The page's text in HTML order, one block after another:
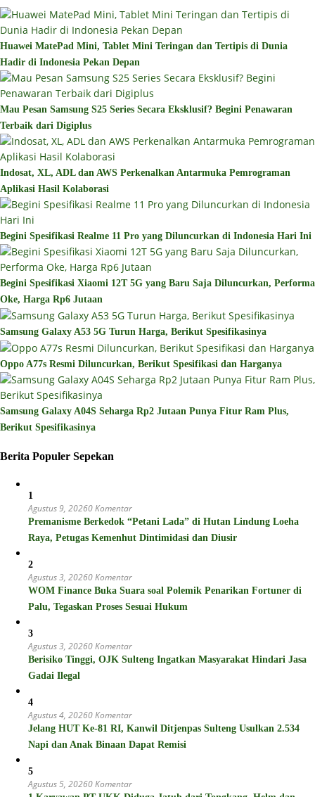
Huawei MatePad Mini, Tablet Mini Teringan dan Tertipis di Dunia
Hadir di Indonesia Pekan Depan
Mau Pesan Samsung S25 Series Secara Eksklusif? Begini Penawaran
Terbaik dari Digiplus
Indosat, XL, ADL dan AWS Perkenalkan Antarmuka Pemrograman
Aplikasi Hasil Kolaborasi
Begini Spesifikasi Realme 11 Pro yang Diluncurkan di Indonesia Hari Ini
Begini Spesifikasi Xiaomi 12T 5G yang Baru Saja Diluncurkan, Performa
Oke, Harga Rp6 Jutaan
Samsung Galaxy A53 5G Turun Harga, Berikut Spesifikasinya
Oppo A77s Resmi Diluncurkan, Berikut Spesifikasi dan Harganya
Samsung Galaxy A04S Seharga Rp2 Jutaan Punya Fitur Ram Plus,
Berikut Spesifikasinya
Berita Populer Sepekan
1
Agustus 9, 20260 Komentar
Premanisme Berkedok “Petani Lada” di Hutan Lindung Loeha
Raya, Petugas Kemenhut Dintimidasi dan Diusir
2
Agustus 3, 20260 Komentar
WOM Finance Buka Suara soal Polemik Penarikan Fortuner di
Palu, Tegaskan Proses Sesuai Hukum
3
Agustus 3, 20260 Komentar
Berisiko Tinggi, OJK Sulteng Ingatkan Masyarakat Hindari Jasa
Gadai Ilegal
4
Agustus 4, 20260 Komentar
Jelang HUT Ke-81 RI, Kanwil Ditjenpas Sulteng Usulkan 2.534
Napi dan Anak Binaan Dapat Remisi
5
Agustus 5, 20260 Komentar